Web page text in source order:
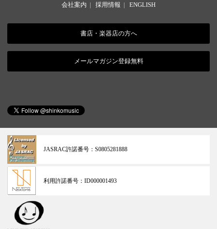
会社案内 | 採用情報 | ENGLISH
書店・楽器店の方へ
メールマガジン登録無料
JASRAC許諾番号： S0805281888
利用許諾番号： ID000001493